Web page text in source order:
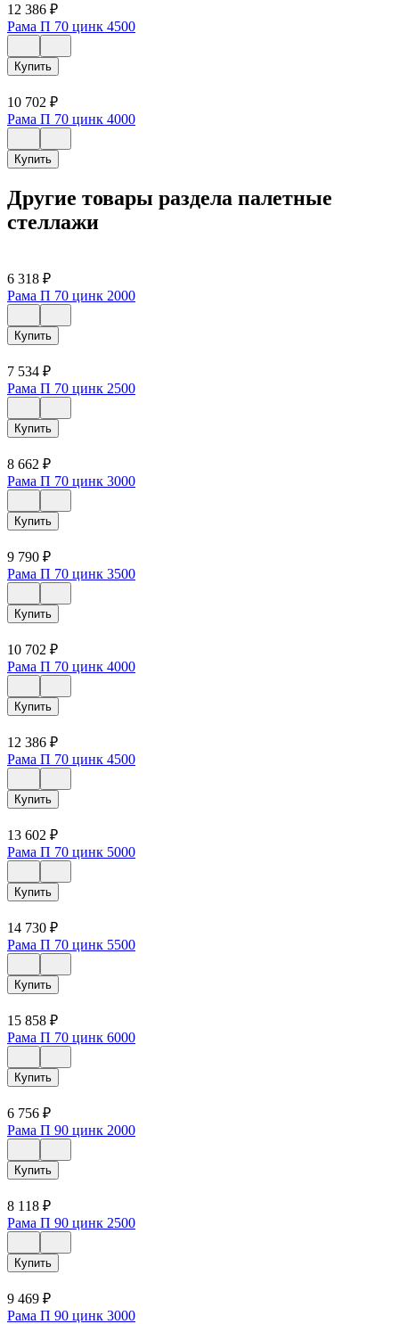
12 386 ₽
Рама П 70 цинк 4500
Купить
10 702 ₽
Рама П 70 цинк 4000
Купить
Другие товары раздела палетные
стеллажи
6 318 ₽
Рама П 70 цинк 2000
Купить
7 534 ₽
Рама П 70 цинк 2500
Купить
8 662 ₽
Рама П 70 цинк 3000
Купить
9 790 ₽
Рама П 70 цинк 3500
Купить
10 702 ₽
Рама П 70 цинк 4000
Купить
12 386 ₽
Рама П 70 цинк 4500
Купить
13 602 ₽
Рама П 70 цинк 5000
Купить
14 730 ₽
Рама П 70 цинк 5500
Купить
15 858 ₽
Рама П 70 цинк 6000
Купить
6 756 ₽
Рама П 90 цинк 2000
Купить
8 118 ₽
Рама П 90 цинк 2500
Купить
9 469 ₽
Рама П 90 цинк 3000